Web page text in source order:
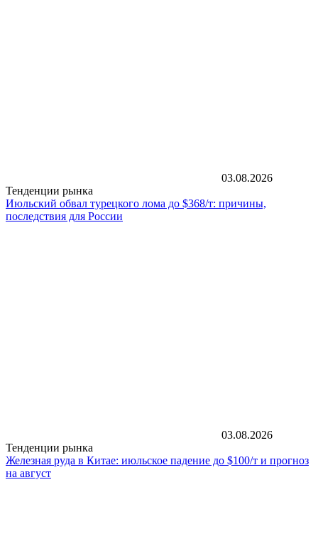
03.08.2026
Тенденции рынка
Июльский обвал турецкого лома до $368/т: причины,
последствия для России
03.08.2026
Тенденции рынка
Железная руда в Китае: июльское падение до $100/т и прогноз
на август